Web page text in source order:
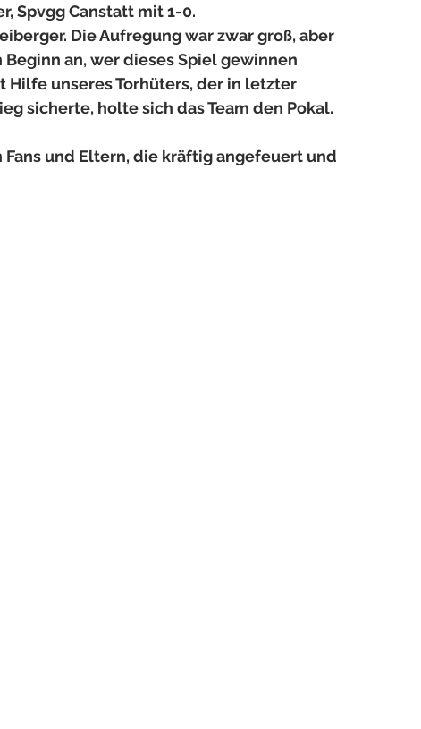
Spvgg Canstatt mit 1-0.
Die Aufregung war zwar groß, aber
an, wer dieses Spiel gewinnen
Hilfe unseres Torhüters, der in letzter
sicherte, holte sich das Team den Pokal.
und Eltern, die kräftig angefeuert und